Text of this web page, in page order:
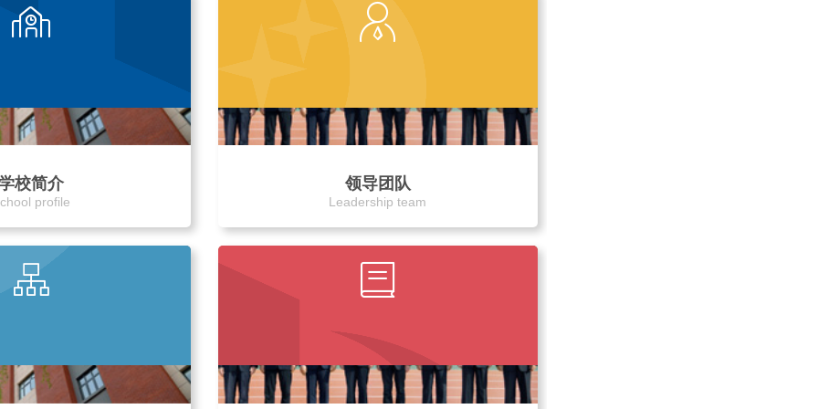
校简介
profile
领导团队
Leadership team